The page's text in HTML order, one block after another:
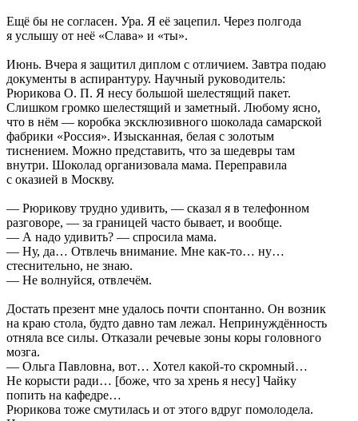
Ещё бы не согласен. Ура. Я её зацепил. Через полгода
я услышу от неё «Слава» и «ты».
Июнь. Вчера я защитил диплом с отличием. Завтра подаю
документы в аспирантуру. Научный руководитель:
Рюрикова О. П. Я несу большой шелестящий пакет.
Слишком громко шелестящий и заметный. Любому ясно,
что в нём — коробка эксклюзивного шоколада самарской
фабрики «Россия». Изысканная, белая с золотым
тиснением. Можно представить, что за шедевры там
внутри. Шоколад организовала мама. Переправила
с оказией в Москву.
— Рюрикову трудно удивить, — сказал я в телефонном
разговоре, — за границей часто бывает, и вообще.
— А надо удивить? — спросила мама.
— Ну, да… Отвлечь внимание. Мне как-то… ну…
стеснительно, не знаю.
— Не волнуйся, отвлечём.
Достать презент мне удалось почти спонтанно. Он возник
на краю стола, будто давно там лежал. Непринуждённость
отняла все силы. Отказали речевые зоны коры головного
мозга.
— Ольга Павловна, вот… Хотел какой-то скромный…
Не корысти ради… [боже, что за хрень я несу] Чайку
попить на кафедре…
Рюрикова тоже смутилась и от этого вдруг помолодела.